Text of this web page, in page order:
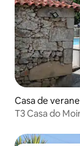
Casa de
T3 Casa do